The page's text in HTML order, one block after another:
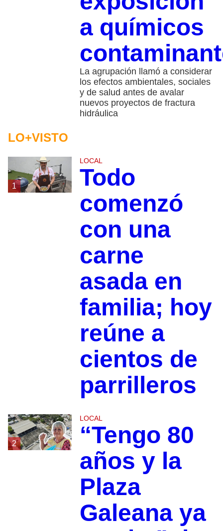
a químicos
La agrupación llamó a considerar
los efectos ambientales, sociales
y de salud antes de avalar
nuevos proyectos de fractura
hidráulica
LO+VISTO
1
LOCAL
Todo
comenzó
con una
carne
asada en
familia; hoy
reúne a
cientos de
parrilleros
2
LOCAL
“Tengo 80
años y la
Plaza
Galeana ya